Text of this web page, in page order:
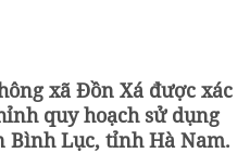
xã Đồn Xá được xác
quy hoạch sử dụng
Bình Lục, tỉnh Hà Nam.